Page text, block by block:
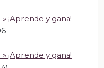
¡Aprende y gana!
¡Aprende y gana!